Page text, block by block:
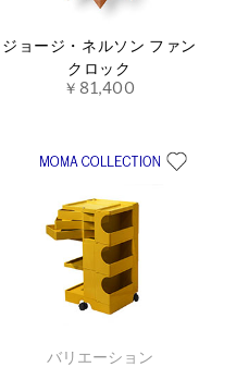
ジョージ・ネルソン ファン
クロック
￥81,400
バリエーション